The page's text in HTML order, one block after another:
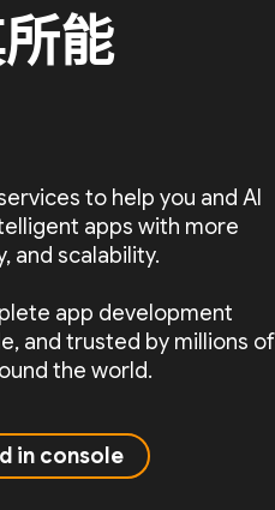
能
to help you and AI
apps with more
and scalability.
app development
and trusted by millions of
the world.
in console